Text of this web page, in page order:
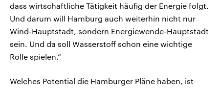
dass wirtschaftliche Tätigkeit häufig der Energie folgt.
Und darum will Hamburg auch weiterhin nicht nur
Wind-Hauptstadt, sondern Energiewende-Hauptstadt
sein. Und da soll Wasserstoff schon eine wichtige
Rolle spielen.“
Welches Potential die Hamburger Pläne haben, ist